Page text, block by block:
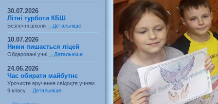
30.07.2026
Літні турботи КБШ
Безпечні школи Детальніше
10.07.2026
Ними пишається ліцей
Обдаровані учні Детальніше
24.06.2026
Час обирати майбутнє
Урочисте вручення свідоцтв учням
9 класу
Детальніше